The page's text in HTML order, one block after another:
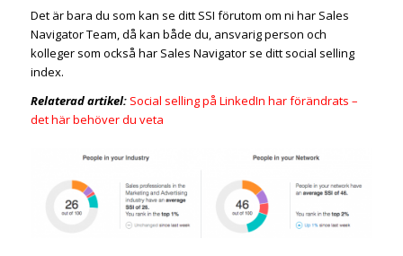
Det är bara du som kan se ditt SSI förutom om ni har Sales
Navigator Team, då kan både du, ansvarig person och
kolleger som också har Sales Navigator se ditt social selling
index.
Relaterad artikel: Social selling på LinkedIn har förändrats –
det här behöver du veta